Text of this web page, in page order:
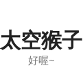
太空猴子
好喔~